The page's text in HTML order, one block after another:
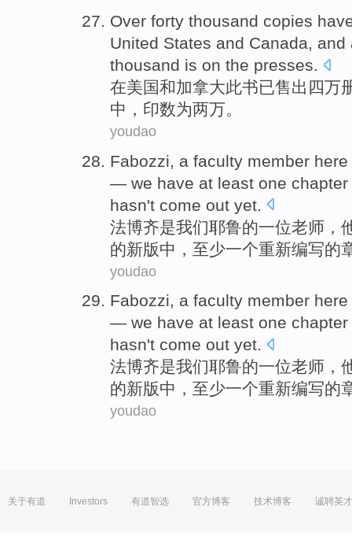
Over forty thousand copies
United States and Canada, and
thousand is on the presses.
在美国和加拿大此书已售出 四万
中，印数为两万。
youdao
Fabozzi a faculty member here
— we have at least one chapter
hasn't come out yet.
法博齐是我们耶鲁的一位老师 ，
的新版中 ， 至少一个重新编写的
youdao
Fabozzi, a faculty member here
— we have at least one chapter
hasn't come out yet.
法博齐是我们耶鲁的一位老师 ，
的新版中 ， 至少一个重新编写的
youdao
关于有道 Investors 有道智选 官方博客 技术博客 诚聘英才